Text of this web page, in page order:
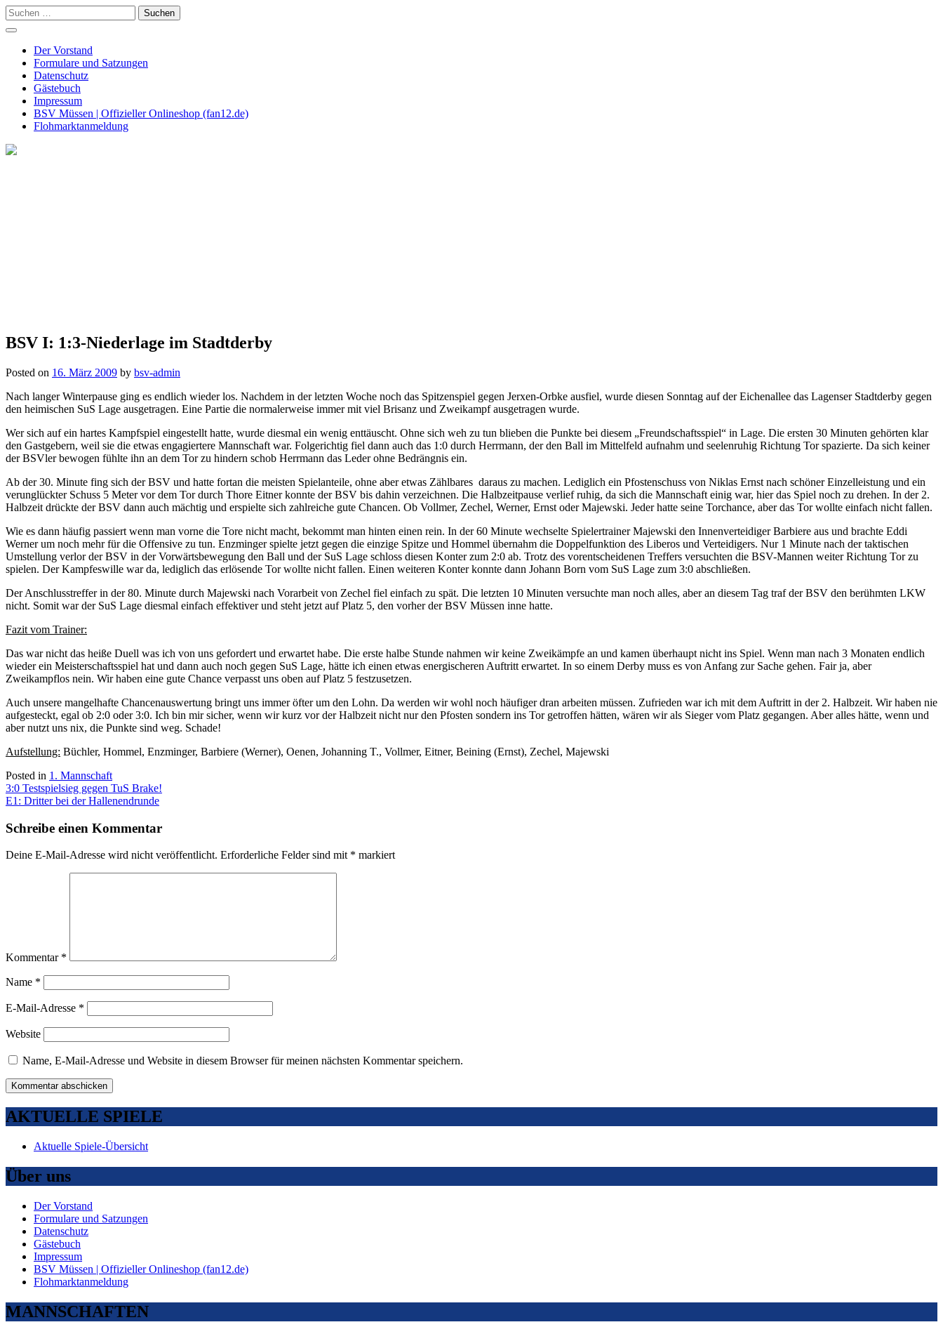
Skip
to
content
Suchen
nach:
Der Vorstand
Formulare und Satzungen
Datenschutz
Gästebuch
Impressum
BSV Müssen | Offizieller Onlineshop (fan12.de)
Flohmarktanmeldung
BSV I: 1:3-Niederlage im Stadtderby
Posted on 16. März 2009 by bsv-admin
Nach langer Winterpause ging es endlich wieder los. Nachdem in der letzten Woche noch das Spitzenspiel gegen Jerxen-Orbke ausfiel, wurde diesen Sonntag auf der Eichenallee das Lagenser Stadtderby gegen
den heimischen SuS Lage ausgetragen. Eine Partie die normalerweise immer mit viel Brisanz und Zweikampf ausgetragen wurde.
Wer sich auf ein hartes Kampfspiel eingestellt hatte, wurde diesmal ein wenig enttäuscht. Ohne sich weh zu tun blieben die Punkte bei diesem „Freundschaftsspiel“ in Lage. Die ersten 30 Minuten gehörten klar
den Gastgebern, weil sie die etwas engagiertere Mannschaft war. Folgerichtig fiel dann auch das 1:0 durch Herrmann, der den Ball im Mittelfeld aufnahm und seelenruhig Richtung Tor spazierte. Da sich keiner
der BSVler bewogen fühlte ihn an dem Tor zu hindern schob Herrmann das Leder ohne Bedrängnis ein.
Ab der 30. Minute fing sich der BSV und hatte fortan die meisten Spielanteile, ohne aber etwas Zählbares daraus zu machen. Lediglich ein Pfostenschuss von Niklas Ernst nach schöner Einzelleistung und ein
verunglückter Schuss 5 Meter vor dem Tor durch Thore Eitner konnte der BSV bis dahin verzeichnen. Die Halbzeitpause verlief ruhig, da sich die Mannschaft einig war, hier das Spiel noch zu drehen. In der 2.
Halbzeit drückte der BSV dann auch mächtig und erspielte sich zahlreiche gute Chancen. Ob Vollmer, Zechel, Werner, Ernst oder Majewski. Jeder hatte seine Torchance, aber das Tor wollte einfach nicht fallen.
Wie es dann häufig passiert wenn man vorne die Tore nicht macht, bekommt man hinten einen rein. In der 60 Minute wechselte Spielertrainer Majewski den Innenverteidiger Barbiere aus und brachte Eddi
Werner um noch mehr für die Offensive zu tun. Enzminger spielte jetzt gegen die einzige Spitze und Hommel übernahm die Doppelfunktion des Liberos und Verteidigers. Nur 1 Minute nach der taktischen
Umstellung verlor der BSV in der Vorwärtsbewegung den Ball und der SuS Lage schloss diesen Konter zum 2:0 ab. Trotz des vorentscheidenen Treffers versuchten die BSV-Mannen weiter Richtung Tor zu
spielen. Der Kampfeswille war da, lediglich das erlösende Tor wollte nicht fallen. Einen weiteren Konter konnte dann Johann Born vom SuS Lage zum 3:0 abschließen.
Der Anschlusstreffer in der 80. Minute durch Majewski nach Vorarbeit von Zechel fiel einfach zu spät. Die letzten 10 Minuten versuchte man noch alles, aber an diesem Tag traf der BSV den berühmten LKW
nicht. Somit war der SuS Lage diesmal einfach effektiver und steht jetzt auf Platz 5, den vorher der BSV Müssen inne hatte.
Fazit vom Trainer:
Das war nicht das heiße Duell was ich von uns gefordert und erwartet habe. Die erste halbe Stunde nahmen wir keine Zweikämpfe an und kamen überhaupt nicht ins Spiel. Wenn man nach 3 Monaten endlich
wieder ein Meisterschaftsspiel hat und dann auch noch gegen SuS Lage, hätte ich einen etwas energischeren Auftritt erwartet. In so einem Derby muss es von Anfang zur Sache gehen. Fair ja, aber
Zweikampflos nein. Wir haben eine gute Chance verpasst uns oben auf Platz 5 festzusetzen.
Auch unsere mangelhafte Chancenauswertung bringt uns immer öfter um den Lohn. Da werden wir wohl noch häufiger dran arbeiten müssen. Zufrieden war ich mit dem Auftritt in der 2. Halbzeit. Wir haben nie
aufgesteckt, egal ob 2:0 oder 3:0. Ich bin mir sicher, wenn wir kurz vor der Halbzeit nicht nur den Pfosten sondern ins Tor getroffen hätten, wären wir als Sieger vom Platz gegangen. Aber alles hätte, wenn und
aber nutzt uns nix, die Punkte sind weg. Schade!
Aufstellung: Büchler, Hommel, Enzminger, Barbiere (Werner), Oenen, Johanning T., Vollmer, Eitner, Beining (Ernst), Zechel, Majewski
Posted in 1. Mannschaft
Beitragsnavigation
3:0 Testspielsieg gegen TuS Brake!
E1: Dritter bei der Hallenendrunde
Schreibe einen Kommentar
Deine E-Mail-Adresse wird nicht veröffentlicht. Erforderliche Felder sind mit * markiert
Kommentar *
Name *
E-Mail-Adresse *
Website
Name, E-Mail-Adresse und Website in diesem Browser für meinen nächsten Kommentar speichern.
AKTUELLE SPIELE
Aktuelle Spiele-Übersicht
Über uns
Der Vorstand
Formulare und Satzungen
Datenschutz
Gästebuch
Impressum
BSV Müssen | Offizieller Onlineshop (fan12.de)
Flohmarktanmeldung
MANNSCHAFTEN